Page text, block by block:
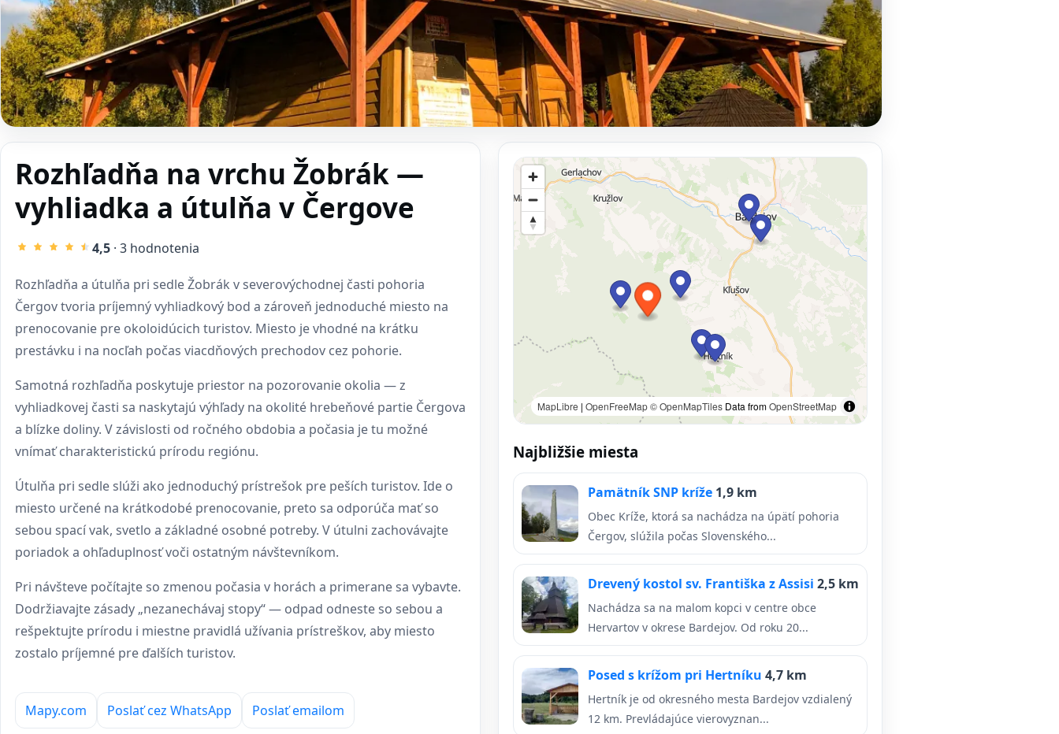
Rozhľadňa na vrchu Žobrák —
vyhliadka a útulňa v Čergove
4,5 · 3 hodnotenia
Rozhľadňa a útulňa pri sedle Žobrák v severovýchodnej časti pohoria
Čergov tvoria príjemný vyhliadkový bod a zároveň jednoduché miesto na
prenocovanie pre okoloidúcich turistov. Miesto je vhodné na krátku
prestávku i na nocľah počas viacdňových prechodov cez pohorie.
Samotná rozhľadňa poskytuje priestor na pozorovanie okolia — z
vyhliadkovej časti sa naskytajú výhľady na okolité hrebeňové partie Čergova
a blízke doliny. V závislosti od ročného obdobia a počasia je tu možné
vnímať charakteristickú prírodu regiónu.
Útulňa pri sedle slúži ako jednoduchý prístrešok pre peších turistov. Ide o
miesto určené na krátkodobé prenocovanie, preto sa odporúča mať so
sebou spací vak, svetlo a základné osobné potreby. V útulni zachovávajte
poriadok a ohľaduplnosť voči ostatným návštevníkom.
Pri návšteve počítajte so zmenou počasia v horách a primerane sa vybavte.
Dodržiavajte zásady „nezanechávaj stopy“ — odpad odneste so sebou a
rešpektujte prírodu i miestne pravidlá užívania prístreškov, aby miesto
zostalo príjemné pre ďalších turistov.
Mapy.com Poslať cez WhatsApp Poslať emailom
MapLibre | OpenFreeMap© OpenMapTiles Data fromOpenStreetMap
Najbližšie miesta
Pamätník SNP kríže 1,9 km
Obec Kríže, ktorá sa nachádza na úpätí pohoria
Čergov, slúžila počas Slovenského...
Drevený kostol sv. Františka z Assisi 2,5 km
Nachádza sa na malom kopci v centre obce
Hervartov v okrese Bardejov. Od roku 20...
Posed s krížom pri Hertníku 4,7 km
Hertník je od okresného mesta Bardejov vzdialený
12 km. Prevládajúce vierovyznan...